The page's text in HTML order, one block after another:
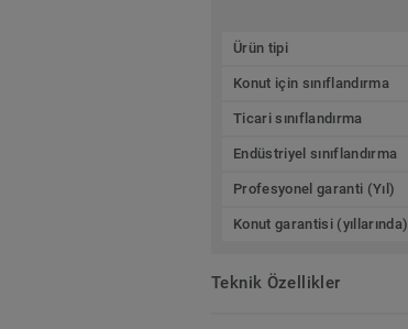
Ürün tipi
Konut için sınıflandırma
Ticari sınıflandırma
Endüstriyel sınıflandırma
Profesyonel garanti (Yıl)
Konut garantisi (yıllarında)
Teknik Özellikler